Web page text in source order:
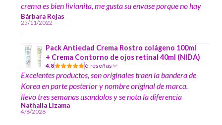
crema es bien livianita, me gusta su envase porque no hay
que me meter el dedo por lo tanto se mantiene limpio el
producto, hidrata bien mi piel seca y no deja residuos, se
Bárbara Rojas
25/11/2022
Pack Antiedad Crema Rostro colágeno 100ml
+ Crema Contorno de ojos retinal 40ml (NIDA)
4.8 6 reseñas
Excelentes productos, son originales traen la bandera de
Korea en parte posterior y nombre original de marca.
llevo tres semanas usandolos y se nota la diferencia
Nathalia Lizama
4/6/2026